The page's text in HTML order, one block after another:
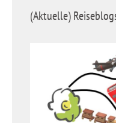
(Aktuelle)